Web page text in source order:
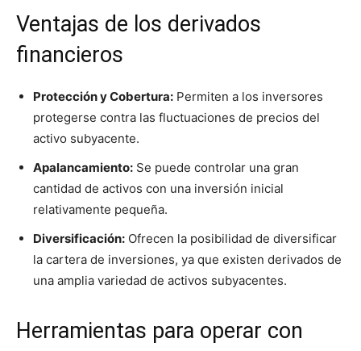
Ventajas de los derivados
financieros
Protección y Cobertura: Permiten a los inversores
protegerse contra las fluctuaciones de precios del
activo subyacente.
Apalancamiento: Se puede controlar una gran
cantidad de activos con una inversión inicial
relativamente pequeña.
Diversificación: Ofrecen la posibilidad de diversificar
la cartera de inversiones, ya que existen derivados de
una amplia variedad de activos subyacentes.
Herramientas para operar con